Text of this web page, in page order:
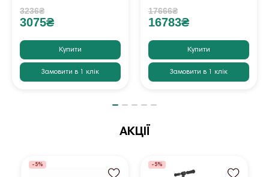
3236₴
3075₴
Купити
Замовити в 1 клік
17666₴
16783₴
Купити
Замовити в 1 клік
АКЦІЇ
-5% -5%